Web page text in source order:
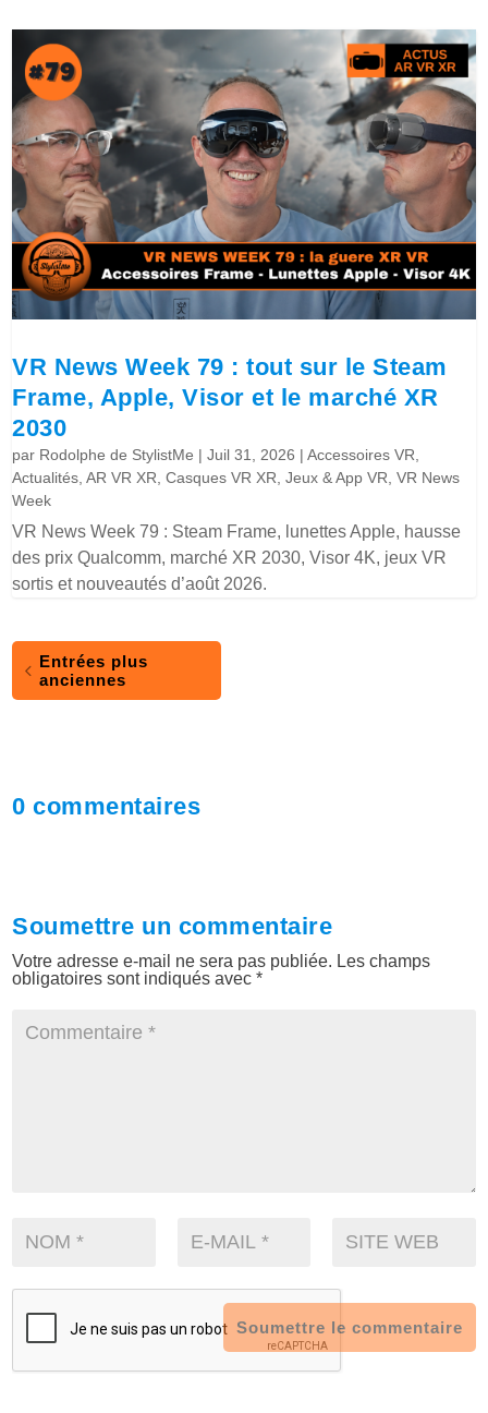
VR News Week 79 : tout sur le Steam
Frame, Apple, Visor et le marché XR
2030
par Rodolphe de StylistMe |Juil 31, 2026 |Accessoires VR
Actualités ,AR VR XR ,Casques VR XR ,Jeux & App VR ,VR News
Week
VR News Week 79 : Steam Frame, lunettes Apple, hausse
des prix Qualcomm, marché XR 2030, Visor 4K, jeux VR
sortis et nouveautés d’août 2026.
Entrées plus
anciennes
0 commentaires
Soumettre un commentaire
Votre adresse e-mail ne sera pas publiée. Les champs
obligatoires sont indiqués avec*
Soumettre le commentaire